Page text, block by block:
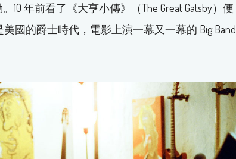
年前看了《大亨小傳》（The Great Gatsby）便
國的爵士時代，電影上演一幕又一幕的 Big Band